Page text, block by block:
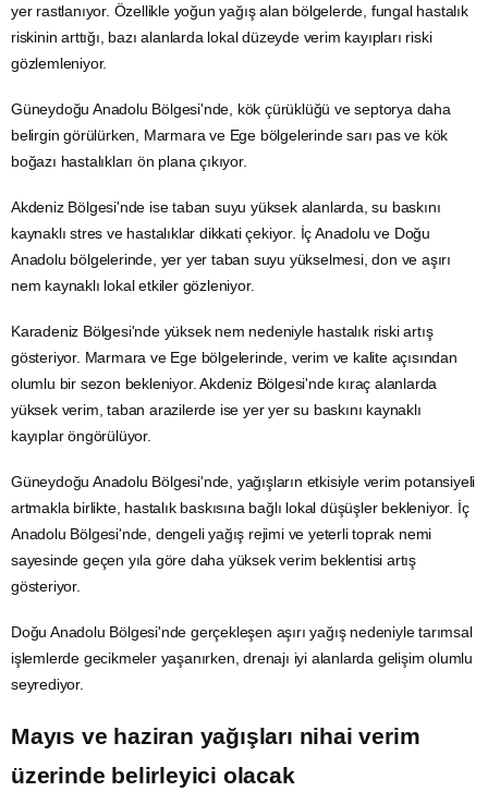
yer rastlanıyor. Özellikle yoğun yağış alan bölgelerde, fungal hastalık
riskinin arttığı, bazı alanlarda lokal düzeyde verim kayıpları riski
gözlemleniyor.
Güneydoğu Anadolu Bölgesi'nde, kök çürüklüğü ve septorya daha
belirgin görülürken, Marmara ve Ege bölgelerinde sarı pas ve kök
boğazı hastalıkları ön plana çıkıyor.
Akdeniz Bölgesi'nde ise taban suyu yüksek alanlarda,su baskını
kaynaklı stres ve hastalıklar dikkati çekiyor. İç Anadolu ve Doğu
Anadolu bölgelerinde, yer yer taban suyu yükselmesi, don ve aşırı
nem kaynaklı lokal etkiler gözleniyor.
Karadeniz Bölgesi'nde yüksek nem nedeniyle hastalık riski artış
gösteriyor. Marmara ve Ege bölgelerinde, verim ve kalite açısından
olumlu bir sezon bekleniyor. Akdeniz Bölgesi'nde kıraç alanlarda
yüksek verim, taban arazilerde ise yer yer su baskını kaynaklı
kayıplar öngörülüyor.
Güneydoğu Anadolu Bölgesi'nde, yağışların etkisiyle verim potansiyeli
artmakla birlikte, hastalık baskısına bağlı lokal düşüşler bekleniyor. İç
Anadolu Bölgesi'nde, dengeli yağış rejimi ve yeterli toprak nemi
sayesinde geçen yıla göre daha yüksek verim beklentisi artış
gösteriyor.
Doğu Anadolu Bölgesi'nde gerçekleşen aşırı yağış nedeniyle tarımsal
işlemlerde gecikmeler yaşanırken, drenajı iyi alanlarda gelişim olumlu
seyrediyor.
Mayıs ve haziran yağışları nihai verim
üzerinde belirleyici olacak